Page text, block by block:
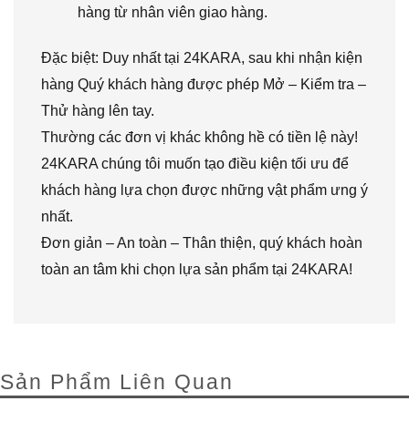
hàng từ nhân viên giao hàng.
Đặc biệt: Duy nhất tại 24KARA, sau khi nhận kiện
hàng Quý khách hàng được phép Mở – Kiểm tra –
Thử hàng lên tay.
Thường các đơn vị khác không hề có tiền lệ này!
24KARA chúng tôi muốn tạo điều kiện tối ưu để
khách hàng lựa chọn được những vật phẩm ưng ý
nhất.
Đơn giản – An toàn – Thân thiện, quý khách hoàn
toàn an tâm khi chọn lựa sản phẩm tại 24KARA!
Sản Phẩm Liên Quan